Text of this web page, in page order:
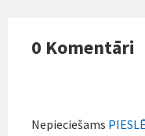
0 Komentāri
Nepieciešams